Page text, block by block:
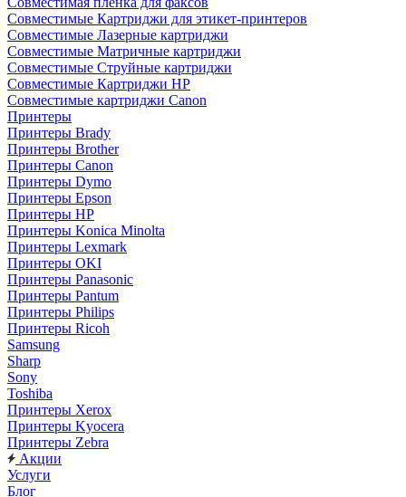
Совместимые Картриджи для этикет-принтеров
Совместимые Лазерные картриджи
Совместимые Матричные картриджи
Совместимые Струйные картриджи
Совместимые Картриджи HP
Совместимые картриджи Canon
Принтеры
Принтеры Brady
Принтеры Brother
Принтеры Canon
Принтеры Dymo
Принтеры Epson
Принтеры HP
Принтеры Konica Minolta
Принтеры Lexmark
Принтеры OKI
Принтеры Panasonic
Принтеры Pantum
Принтеры Philips
Принтеры Ricoh
Samsung
Sharp
Sony
Toshiba
Принтеры Xerox
Принтеры Kyocera
Принтеры Zebra
Акции
Услуги
Блог